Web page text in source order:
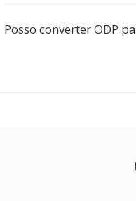
Posso converter ODP